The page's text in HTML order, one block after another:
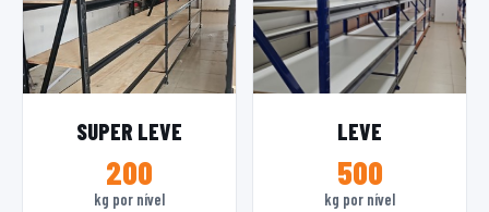
SUPER LEVE
200
kg por nível
LEVE
500
kg por nível